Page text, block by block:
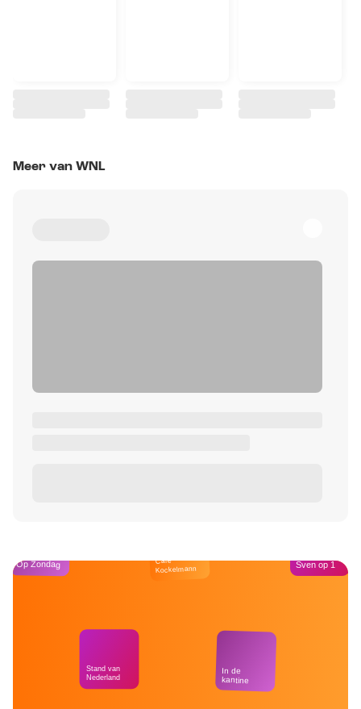
Meer van WNL
Op Zondag
Stand van
Nederland
Café
Kockelmann
In de
kantine
Sven op 1